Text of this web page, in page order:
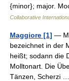
{minor}; major.
Collaborative
Maggiore [1] —
bezeichnet in der
heißt; sodann die
Molltonart. Die
Tänzen, Scherzi